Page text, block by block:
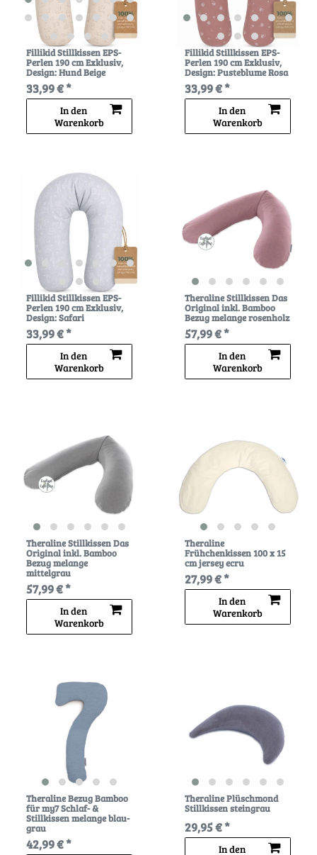
Fillikid Stillkissen EPS-
Perlen 190 cm Exklusiv,
Design: Hund Beige
33,99 € *
In den
Warenkorb
Fillikid Stillkissen EPS-
Perlen 190 cm Exklusiv,
Design: Pusteblume Rosa
33,99 € *
In den
Warenkorb
Fillikid Stillkissen EPS-
Perlen 190 cm Exklusiv,
Design: Safari
33,99 € *
In den
Warenkorb
Theraline Stillkissen Das
Original inkl. Bamboo
Bezug melange rosenholz
57,99 € *
In den
Warenkorb
Theraline Stillkissen Das
Original inkl. Bamboo
Bezug melange
mittelgrau
57,99 € *
In den
Warenkorb
Theraline
Frühchenkissen 100 x 15
cm jersey ecru
27,99 € *
In den
Warenkorb
Theraline Bezug Bamboo
für my7 Schlaf- &
Stillkissen melange blau-
grau
42,99 € *
Theraline Plüschmond
Stillkissen steingrau
29,95 € *
In den